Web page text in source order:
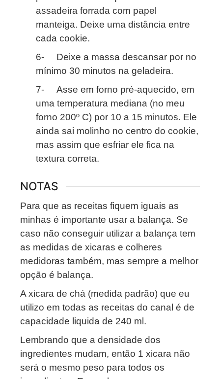
assadeira forrada com papel
manteiga. Deixe uma distância entre
cada cookie.
6- Deixe a massa descansar por no
mínimo 30 minutos na geladeira.
7- Asse em forno pré-aquecido, em
uma temperatura mediana (no meu
forno 200º C) por 10 a 15 minutos. Ele
ainda sai molinho no centro do cookie,
mas assim que esfriar ele fica na
textura correta.
NOTAS
Para que as receitas fiquem iguais as
minhas é importante usar a balança. Se
caso não conseguir utilizar a balança tem
as medidas de xicaras e colheres
medidoras também, mas sempre a melhor
opção é balança.
A xicara de chá (medida padrão) que eu
utilizo em todas as receitas do canal é de
capacidade liquida de 240 ml.
Lembrando que a densidade dos
ingredientes mudam, então 1 xicara não
será o mesmo peso para todos os